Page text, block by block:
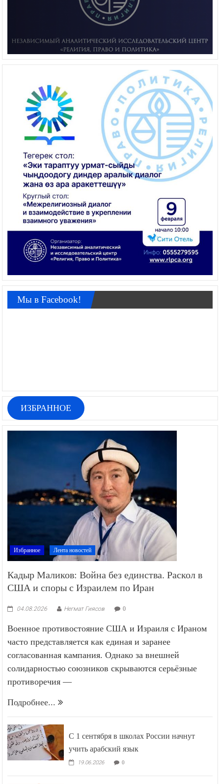
Мы в Facebook!
ИЗБРАННОЕ
Избранное Лента новостей
Кадыр Маликов: Война без единства. Раскол в
США и споры с Израилем по Иран
04.08.2026 Негмат Гиясов 0
Военное противостояние США и Израиля с Ираном
часто представляется как единая и заранее
согласованная кампания. Однако за внешней
солидарностью союзников скрываются серьёзные
противоречия —
Подробнее...
С 1 сентября в школах России начнут
учить арабский язык
19.06.2026 0